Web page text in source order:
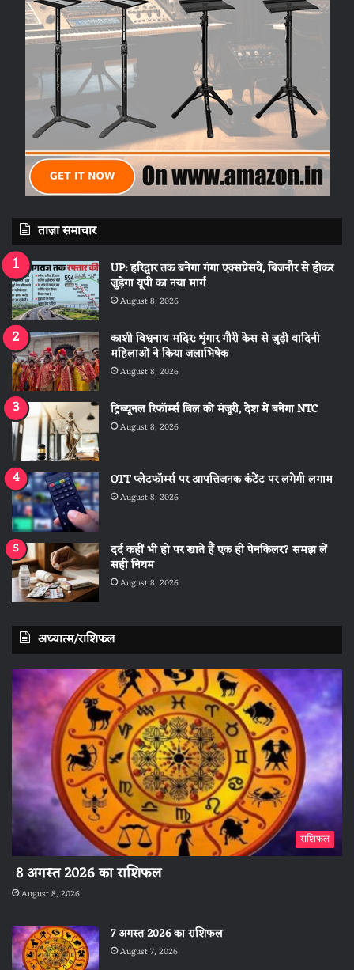
ताज़ा समाचार
UP: हरिद्वार तक बनेगा गंगा एक्सप्रेसवे, बिजनौर से होकर
जुड़ेगा यूपी का नया मार्ग
August 8, 2026
काशी विश्वनाथ मदिर: शृंगार गौरी केस से जुड़ी वादिनी
महिलाओं ने किया जलाभिषेक
August 8, 2026
ट्रिब्यूनल रिफॉर्म्स बिल को मंजूरी, देश में बनेगा NTC
August 8, 2026
OTT प्लेटफॉर्म्स पर आपत्तिजनक कंटेंट पर लगेगी लगाम
August 8, 2026
दर्द कहीं भी हो पर खाते हैं एक ही पेनकिलर? समझ लें
सही नियम
August 8, 2026
अध्यात्म/राशिफल
राशिफल
8 अगस्त 2026 का राशिफल
August 8, 2026
7 अगस्त 2026 का राशिफल
August 7, 2026